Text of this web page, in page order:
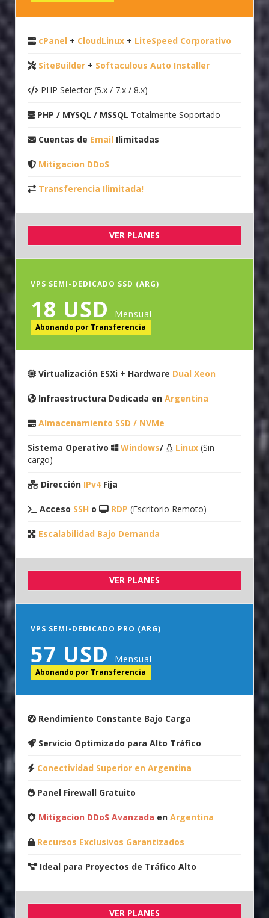
cPanel + CloudLinux + LiteSpeed Corporativo
SiteBuilder + Softaculous Auto Installer
PHP Selector (5.x / 7.x / 8.x)
PHP / MYSQL / MSSQL Totalmente Soportado
Cuentas de Email Ilimitadas
Mitigacion DDoS
Transferencia Ilimitada!
VER PLANES
VPS SEMI-DEDICADO SSD (ARG)
18 USD Mensual
Abonando por Transferencia
Virtualización ESXi + Hardware Dual Xeon
Infraestructura Dedicada en Argentina
Almacenamiento SSD / NVMe
Sistema Operativo Windows/ Linux (Sin
cargo)
Dirección IPv4Fija
Acceso SSH o RDP (Escritorio Remoto)
Escalabilidad Bajo Demanda
VER PLANES
VPS SEMI-DEDICADO PRO (ARG)
57 USD Mensual
Abonando por Transferencia
Rendimiento Constante Bajo Carga
Servicio Optimizado para Alto Tráfico
Conectividad Superior en Argentina
Panel Firewall Gratuito
Mitigacion DDoS Avanzada en Argentina
Recursos Exclusivos Garantizados
Ideal para Proyectos de Tráfico Alto
VER PLANES